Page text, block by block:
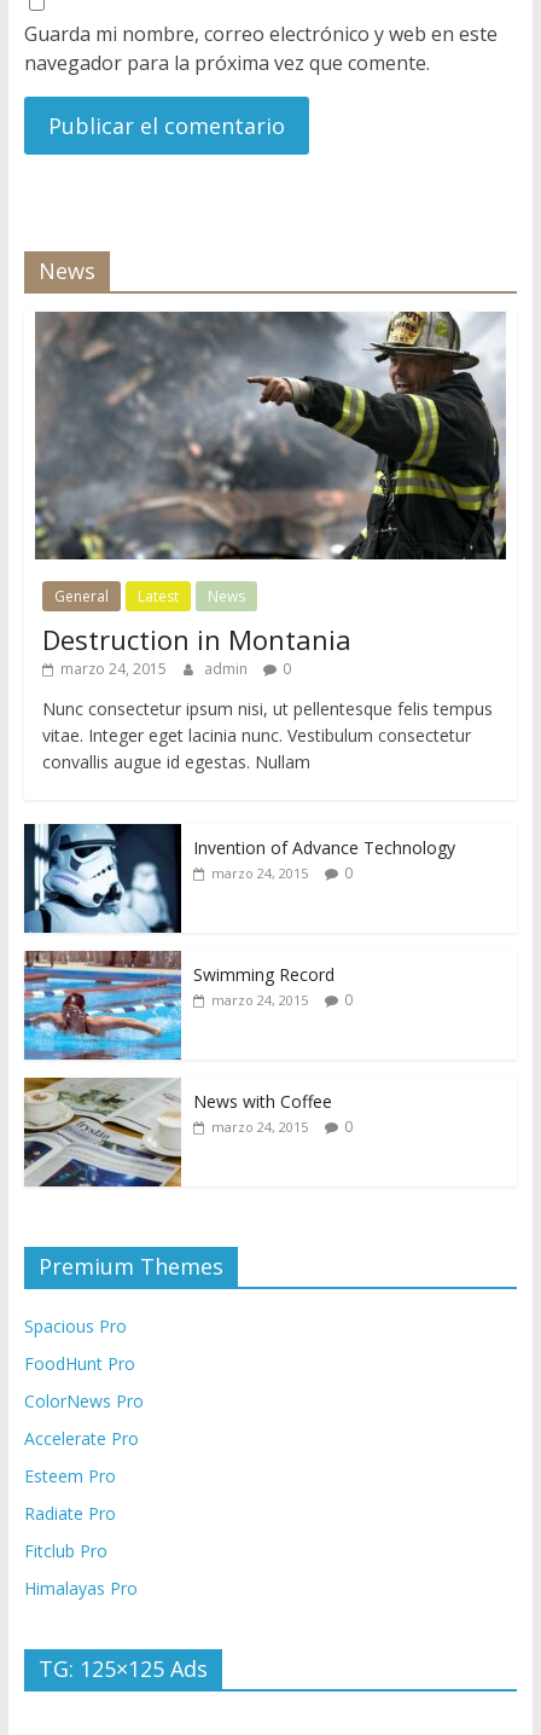
Guarda mi nombre, correo electrónico y web en este
navegador para la próxima vez que comente.
News
General Latest News
Destruction in Montania
marzo 24, 2015 admin 0
Nunc consectetur ipsum nisi, ut pellentesque felis tempus
vitae. Integer eget lacinia nunc. Vestibulum consectetur
convallis augue id egestas. Nullam
Invention of Advance Technology
marzo 24, 2015 0
Swimming Record
marzo 24, 2015 0
News with Coffee
marzo 24, 2015 0
Premium Themes
Spacious Pro
FoodHunt Pro
ColorNews Pro
Accelerate Pro
Esteem Pro
Radiate Pro
Fitclub Pro
Himalayas Pro
TG: 125×125 Ads